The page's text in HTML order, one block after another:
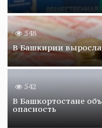
548
В Башкирии
542
В Башкортостане
опасность